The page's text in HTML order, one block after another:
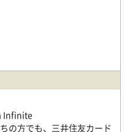
Infinite
の方でも、三井住友カード